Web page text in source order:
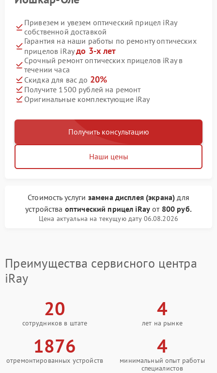
Привезем и увезем оптический прицел iRay
собственной доставкой
Гарантия на наши работы по ремонту оптических
прицелов iRayдо 3-х лет
Срочный ремонт оптических прицелов iRay в
течении часа
Скидка для вас до 20%
Получите 1500 рублей на ремонт
Оригинальные комплектующие iRay
Получить консультацию
Наши цены
Стоимость услуги замена дисплея (экрана) для
устройства оптический прицел iRay от 800 руб.
Цена актуальна на текущую дату 06.08.2026
Преимущества сервисного центра
iRay
20
сотрудников в штате
4
лет на рынке
1876
отремонтированных устройств
4
минимальный опыт работы
специалистов